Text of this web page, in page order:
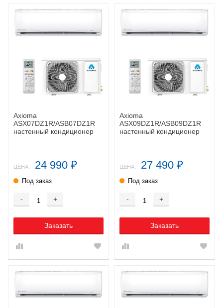
Axioma
ASX07DZ1R/ASB07DZ1R
настенный кондиционер
ЦЕНА: 24 990 ₽
Под заказ
- +
Заказать
Axioma
ASX09DZ1R/ASB09DZ1R
настенный кондиционер
ЦЕНА: 27 490 ₽
Под заказ
- +
Заказать